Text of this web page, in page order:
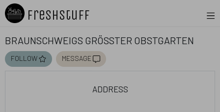
Freshstuff
Braunschweigs größter Obstgarten
follow message
address